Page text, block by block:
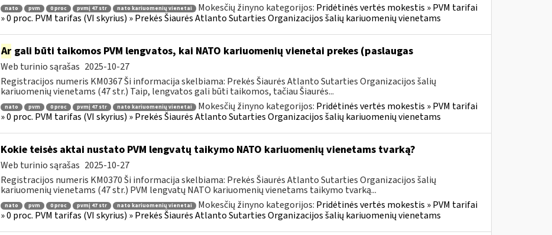
nato pvm 0 proc pvmį 47 str nato kariuomenių vienetai Mokesčių žinyno kategorijos: Pridėtinės vertės mokestis » PVM tarifai
» 0 proc. PVM tarifas (VI skyrius) » Prekės Šiaurės Atlanto Sutarties Organizacijos šalių kariuomenių vienetams
Argali būti taikomos PVM lengvatos, kai NATO kariuomenių vienetai prekes (paslaugas
Web turinio sąrašas 2025-10-27
Registracijos numeris KM0367 Ši informacija skelbiama: Prekės Šiaurės Atlanto Sutarties Organizacijos šalių
kariuomenių vienetams (47 str.) Taip, lengvatos gali būti taikomos, tačiau Šiaurės...
nato pvm 0 proc pvmį 47 str nato kariuomenių vienetai Mokesčių žinyno kategorijos: Pridėtinės vertės mokestis » PVM tarifai
» 0 proc. PVM tarifas (VI skyrius) » Prekės Šiaurės Atlanto Sutarties Organizacijos šalių kariuomenių vienetams
Kokie teisės aktai nustato PVM lengvatų taikymo NATO kariuomenių vienetams tvarką?
Web turinio sąrašas 2025-10-27
Registracijos numeris KM0370 Ši informacija skelbiama: Prekės Šiaurės Atlanto Sutarties Organizacijos šalių
kariuomenių vienetams (47 str.) PVM lengvatų NATO kariuomenių vienetams taikymo tvarką...
nato pvm 0 proc pvmį 47 str nato kariuomenių vienetai Mokesčių žinyno kategorijos: Pridėtinės vertės mokestis » PVM tarifai
» 0 proc. PVM tarifas (VI skyrius) » Prekės Šiaurės Atlanto Sutarties Organizacijos šalių kariuomenių vienetams